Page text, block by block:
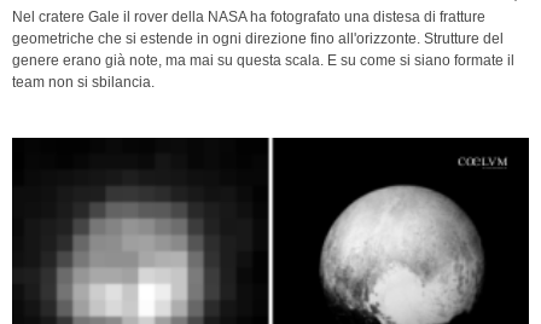
Nel cratere Gale il rover della NASA ha fotografato una distesa di fratture
geometriche che si estende in ogni direzione fino all'orizzonte. Strutture del
genere erano già note, ma mai su questa scala. E su come si siano formate il
team non si sbilancia.